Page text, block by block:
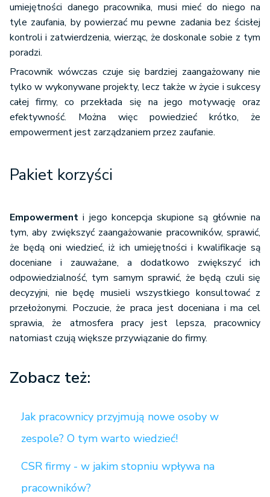
umiejętności danego pracownika, musi mieć do niego na
tyle zaufania, by powierzać mu pewne zadania bez ścisłej
kontroli i zatwierdzenia, wierząc, że doskonale sobie z tym
poradzi.
Pracownik wówczas czuje się bardziej zaangażowany nie
tylko w wykonywane projekty, lecz także w życie i sukcesy
całej firmy, co przekłada się na jego motywację oraz
efektywność. Można więc powiedzieć krótko, że
empowerment jest zarządzaniem przez zaufanie.
Pakiet korzyści
Empowerment i jego koncepcja skupione są głównie na
tym, aby zwiększyć zaangażowanie pracowników, sprawić,
że będą oni wiedzieć, iż ich umiejętności i kwalifikacje są
doceniane i zauważane, a dodatkowo zwiększyć ich
odpowiedzialność, tym samym sprawić, że będą czuli się
decyzyjni, nie będę musieli wszystkiego konsultować z
przełożonymi. Poczucie, że praca jest doceniana i ma cel
sprawia, że atmosfera pracy jest lepsza, pracownicy
natomiast czują większe przywiązanie do firmy.
Zobacz też:
Jak pracownicy przyjmują nowe osoby w
zespole? O tym warto wiedzieć!
CSR firmy - w jakim stopniu wpływa na
pracowników?